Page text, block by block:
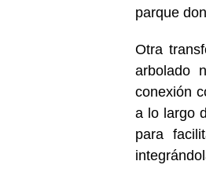
parque
Otra
arbolado
conexión
a lo largo
para